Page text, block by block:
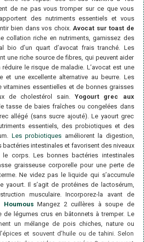
de ne pas vous tromper sur ce que vous
des nutriments essentiels et vous
bien dans vos choix. Avocat sur toast de
collation riche en nutriments, garnissez des
bio d’un quart d’avocat frais tranché. Les
une riche source de fibres, qui peuvent aider
le risque de maladie. L’avocat est une
et une excellente alternative au beurre. Les
vitamines essentielles et de bonnes graisses
de cholestérol sain. Yogourt grec aux
tasse de baies fraîches ou congelées dans
allégé (sans sucre ajouté). Le yaourt grec
essentiels, des probiotiques et des
Les probiotiques améliorent la digestion,
bactéries intestinales et favorisent des niveaux
corps. Les bonnes bactéries intestinales
graisseuse corporelle pour une perte de
Ne videz pas le liquide qui s’accumule
yaourt. Il s’agit de protéines de lactosérum,
musculaire. Incorporez-la avant de
Houmous Mangez 2 cuillères à soupe de
de légumes crus en bâtonnets à tremper. Le
un mélange de pois chiches, nature ou
et souvent d’huile ou de tahini. Selon